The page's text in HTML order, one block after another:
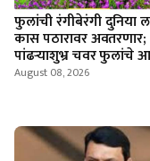
फुलांची रंगीबेरंगी
कास पठारावर अवतरणार;
पांढऱ्याशुभ्र चवर फुलांचे
August 08, 2026